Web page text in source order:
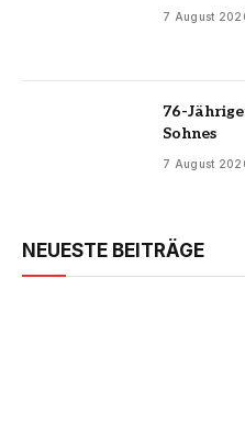
7 August
76-
Sohnes
7 August
NEUESTE BEITRÄGE